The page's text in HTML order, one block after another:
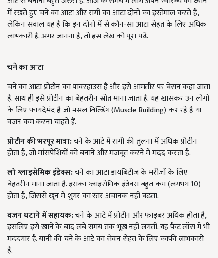
में रखते हुए चने का आटा और रागी का आटा दोनों का इस्तेमाल करते हैं,
लेकिन सवाल यह है कि इन दोनों में से कौन-सा आटा सेहत के लिए अधिक
लाभकारी है. अगर जानना है, तो इस लेख को पूरा पढ़ें.
चने का आटा
चने का आटा प्रोटीन का पावरहाउस है और इसे आमतौर पर बेसन कहा जाता
है. साथ ही इसे प्रोटीन का बेहतरीन स्रोत माना जाता है. यह खासकर उन लोगों
के लिए फायदेमंद है जो मसल बिल्डिंग (Muscle Building) कर रहे हैं या
वजन कम करना चाहते हैं.
प्रोटीन की भरपूर मात्रा:चने के आटे में रागी की तुलना में अधिक प्रोटीन
होता है, जो मांसपेशियों को बनाने और मजबूत करने में मदद करता है.
लो ग्लाइसेमिक इंडेक्स:चने का आटा डायबिटीज के मरीजों के लिए
बेहतरीन माना जाता है. इसका ग्लाइसेमिक इंडेक्स बहुत कम (लगभग 10)
होता है, जिससे खून में शुगर का स्तर अचानक नहीं बढ़ता.
वजन घटाने में सहायक:चने के आटे में प्रोटीन और फाइबर अधिक होता है,
इसलिए इसे खाने के बाद लंबे समय तक भूख नहीं लगती. यह फैट लॉस में भी
मददगार है. यानी की चने के आटे का सेवन सेहत के लिए काफी लाभकारी
है.